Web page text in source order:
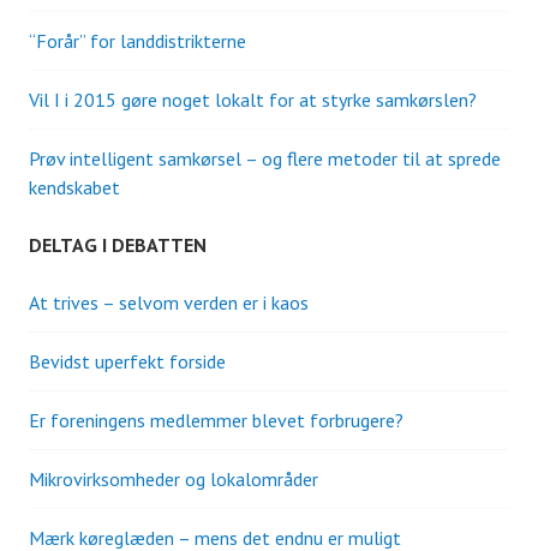
“Forår” for landdistrikterne
Vil I i 2015 gøre noget lokalt for at styrke samkørslen?
Prøv intelligent samkørsel – og flere metoder til at sprede
kendskabet
DELTAG I DEBATTEN
At trives – selvom verden er i kaos
Bevidst uperfekt forside
Er foreningens medlemmer blevet forbrugere?
Mikrovirksomheder og lokalområder
Mærk køreglæden – mens det endnu er muligt